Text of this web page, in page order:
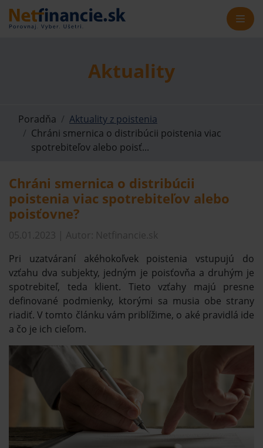
Aktuality
Poradňa
Aktuality z poistenia
Chráni smernica o distribúcii poistenia viac
spotrebiteľov alebo poisť...
Chráni smernica o distribúcii
poistenia viac spotrebiteľov alebo
poisťovne?
05.01.2023 | Autor: Netfinancie.sk
Pri uzatváraní akéhokoľvek poistenia vstupujú do
vzťahu dva subjekty, jedným je poisťovňa a druhým je
spotrebiteľ, teda klient. Tieto vzťahy majú presne
definované podmienky, ktorými sa musia obe strany
riadiť. V tomto článku vám priblížime, o aké pravidlá ide
a čo je ich cieľom.